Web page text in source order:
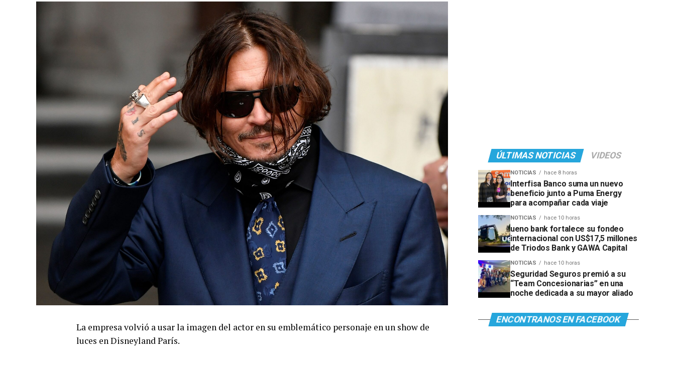
La empresa volvió a usar la imagen del actor en su emblemático personaje en un show de
luces en Disneyland París.
ÚLTIMAS NOTICIAS VIDEOS
NOTICIAS hace 8 horas
Interfisa Banco suma un nuevo
beneficio junto a Puma Energy
para acompañar cada viaje
NOTICIAS hace 10 horas
ueno bank fortalece su fondeo
internacional con US$17,5 millones
de Triodos Bank y GAWA Capital
NOTICIAS hace 10 horas
Seguridad Seguros premió a su
“Team Concesionarias” en una
noche dedicada a su mayor aliado
ENCONTRANOS EN FACEBOOK